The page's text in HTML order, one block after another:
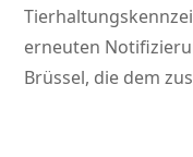
erneuten
Brüssel, die dem